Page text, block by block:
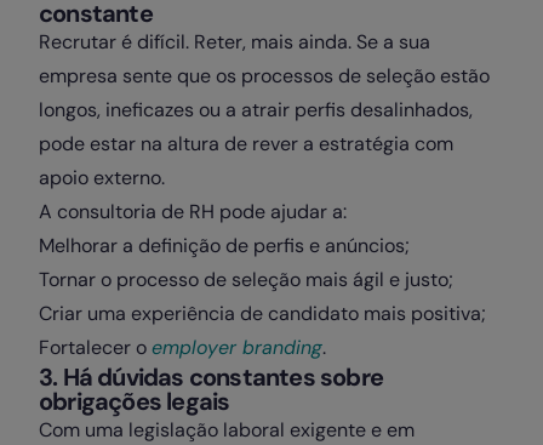
constante
Recrutar é difícil. Reter, mais ainda. Se a sua
empresa sente que os processos de seleção estão
longos, ineficazes ou a atrair perfis desalinhados,
pode estar na altura de rever a estratégia com
apoio externo.
A consultoria de RH pode ajudar a:
Melhorar a definição de perfis e anúncios;
Tornar o processo de seleção mais ágil e justo;
Criar uma experiência de candidato mais positiva;
Fortalecer oemployer branding.
3. Há dúvidas constantes sobre
obrigações legais
Com uma legislação laboral exigente e em